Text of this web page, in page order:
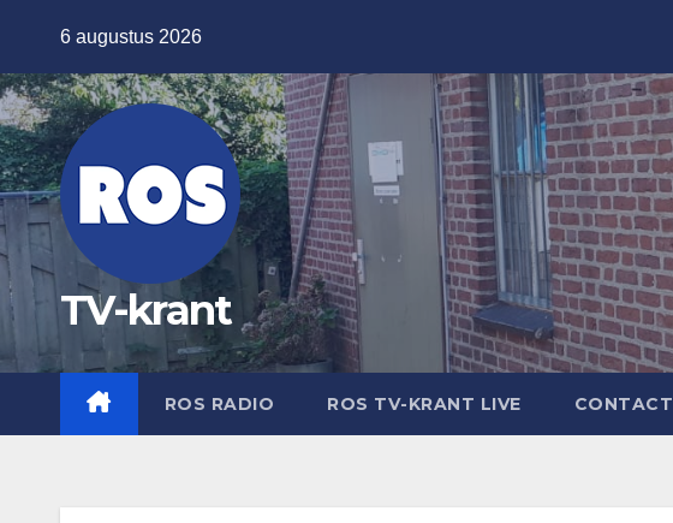
de
inhoud
6 augustus 2026
TV-krant
ROS RADIO ROS TV-KRANT LIVE CONTACT